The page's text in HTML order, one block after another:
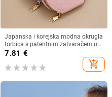
Japanska i korejska modna okrugla
torbica s patentnim zatvaračem u
boji slatkiša, višenamjenska torbica
za kovanice, futrola za kartice i
ključeve
7.81 €
add_shopping_cart